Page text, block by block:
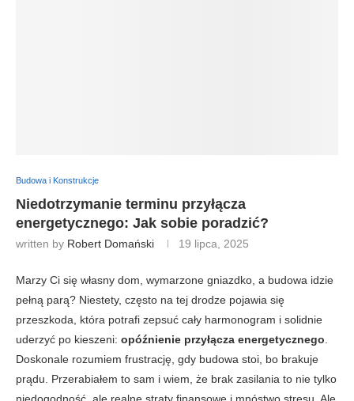
Budowa i Konstrukcje
Niedotrzymanie terminu przyłącza
energetycznego: Jak sobie poradzić?
written byRobert Domański 19 lipca, 2025
Marzy Ci się własny dom, wymarzone gniazdko, a budowa
idzie pełną parą? Niestety, często na tej drodze pojawia się
przeszkoda, która potrafi zepsuć cały harmonogram i solidnie
uderzyć po kieszeni: opóźnienie przyłącza
energetycznego. Doskonale rozumiem frustrację, gdy
budowa stoi, bo brakuje prądu. Przerabiałem to sam i wiem,